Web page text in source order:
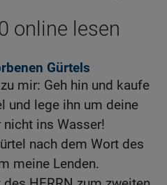
online lesen
Gürtels
mir: Geh hin und kaufe
und lege ihn um deine
nicht ins Wasser!
nach dem Wort des
meine Lenden.